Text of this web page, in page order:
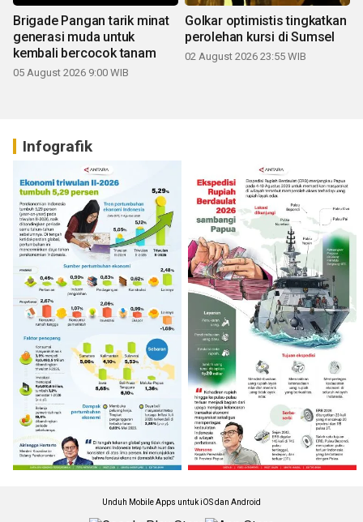
Brigade Pangan tarik minat
generasi muda untuk
kembali bercocok tanam
05 August 2026 9:00 WIB
Golkar optimistis tingkatkan
perolehan kursi di Sumsel
02 August 2026 23:55 WIB
Infografik
Unduh Mobile Apps untuk iOS dan Android